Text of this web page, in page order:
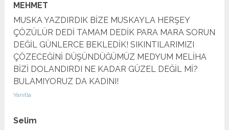
MEHMET
MUSKA YAZDIRDIK BİZE MUSKAYLA HERŞEY
ÇÖZÜLÜR DEDİ TAMAM DEDİK PARA MARA SORUN
DEĞİL GÜNLERCE BEKLEDİK! SIKINTILARIMIZI
ÇÖZECEĞİNİ DÜŞÜNDÜĞÜMÜZ MEDYUM MELİHA
BİZİ DOLANDIRDI NE KADAR GÜZEL DEĞİL Mİ?
BULAMIYORUZ DA KADINI!
Yanıtla
Selim